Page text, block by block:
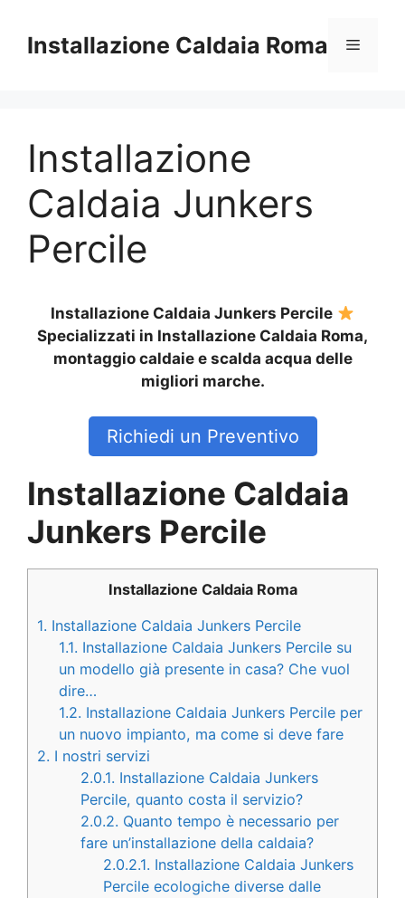
contenuto
Installazione Caldaia Roma Menu
Installazione
Caldaia Junkers
Percile
Installazione Caldaia Junkers Percile
Specializzati in Installazione Caldaia Roma,
montaggio caldaie e scalda acqua delle
migliori marche.
Richiedi un Preventivo
Installazione Caldaia
Junkers Percile
Installazione Caldaia Roma
1. Installazione Caldaia Junkers Percile
1.1. Installazione Caldaia Junkers Percile su
un modello già presente in casa? Che vuol
dire…
1.2. Installazione Caldaia Junkers Percile per
un nuovo impianto, ma come si deve fare
2. I nostri servizi
2.0.1. Installazione Caldaia Junkers
Percile, quanto costa il servizio?
2.0.2. Quanto tempo è necessario per
fare un’installazione della caldaia?
2.0.2.1. Installazione Caldaia Junkers
Percile ecologiche diverse dalle